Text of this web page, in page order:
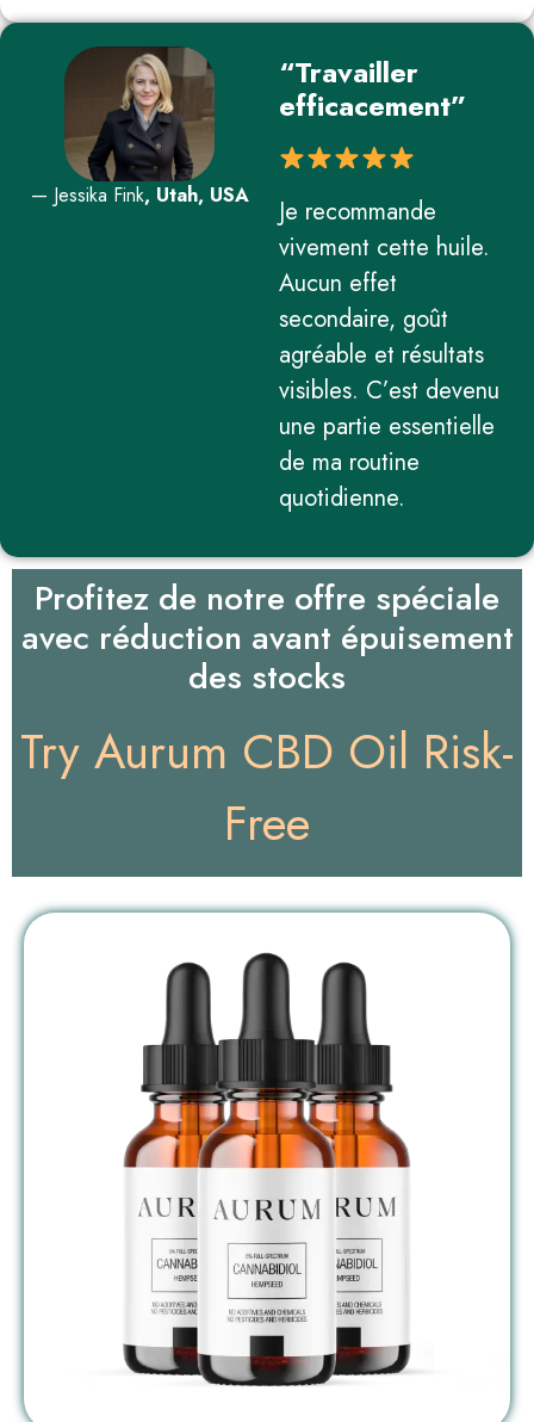
— Jessika Fink, Utah, USA
“Travailler
efficacement”
Je recommande
vivement cette huile.
Aucun effet
secondaire, goût
agréable et résultats
visibles. C’est devenu
une partie essentielle
de ma routine
quotidienne.
Profitez de notre offre spéciale
avec réduction avant épuisement
des stocks
Try Aurum CBD Oil Risk-
Free